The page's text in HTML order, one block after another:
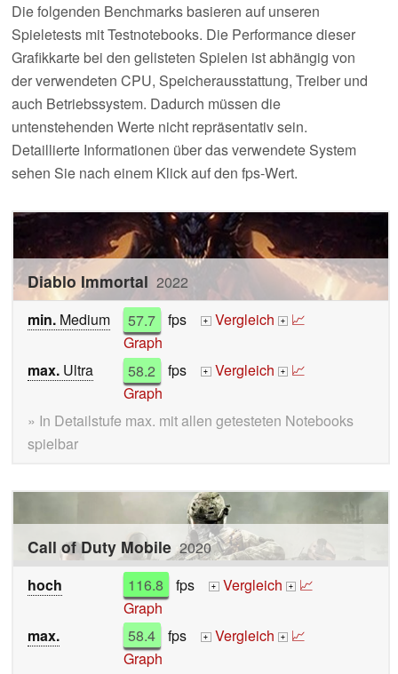
Die folgenden Benchmarks basieren auf unseren
Spieletests mit Testnotebooks. Die Performance dieser
Grafikkarte bei den gelisteten Spielen ist abhängig von
der verwendeten CPU, Speicherausstattung, Treiber und
auch Betriebssystem. Dadurch müssen die
untenstehenden Werte nicht repräsentativ sein.
Detaillierte Informationen über das verwendete System
sehen Sie nach einem Klick auf den fps-Wert.
Diablo Immortal 2022
min. Medium 57.7 fps + Vergleich +
📈
Graph
max. Ultra 58.2 fps + Vergleich +
📈
Graph
» In Detailstufe max. mit allen getesteten Notebooks
spielbar
Call of Duty Mobile 2020
hoch
116.8 fps + Vergleich +
📈
Graph
max.
58.4 fps + Vergleich +
📈
Graph